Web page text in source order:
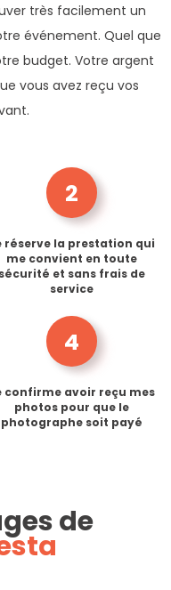
très facilement un
événement. Quel que
budget. Votre argent
vous avez reçu vos
2
réserve la prestation qui
me convient en toute
sécurité et sans frais de
service
4
confirme avoir reçu mes
photos pour que le
photographe soit payé
de